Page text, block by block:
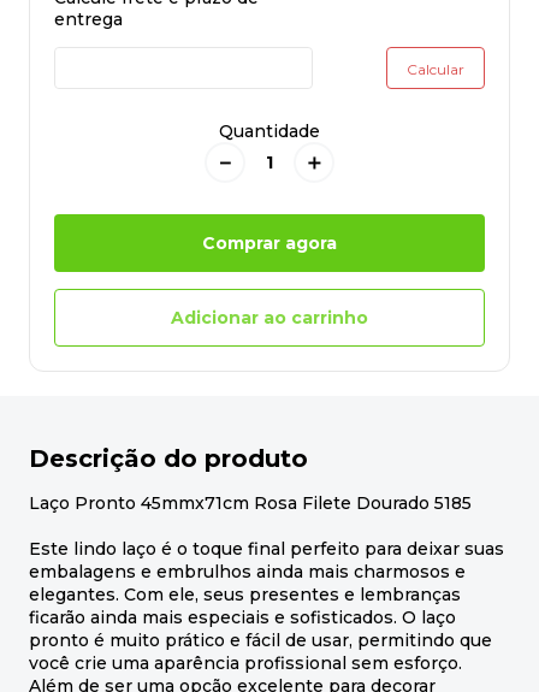
Quantidade
＋
－
Comprar agora
Adicionar ao carrinho
Descrição do produto
Laço Pronto 45mmx71cm Rosa Filete Dourado 5185
Este lindo laço é o toque final perfeito para deixar suas
embalagens e embrulhos ainda mais charmosos e
elegantes. Com ele, seus presentes e lembranças
ficarão ainda mais especiais e sofisticados. O laço
pronto é muito prático e fácil de usar, permitindo que
você crie uma aparência profissional sem esforço.
Além de ser uma opção excelente para decorar